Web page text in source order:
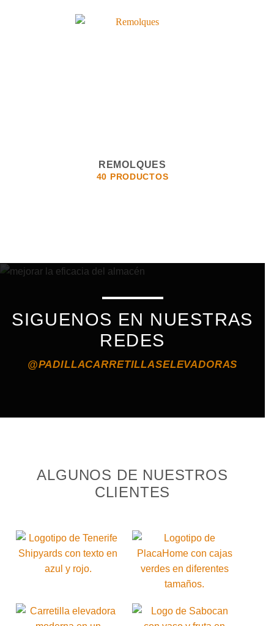
REMOLQUES
40 PRODUCTOS
SIGUENOS EN NUESTRAS
REDES
@PADILLACARRETILLASELEVADORAS
ALGUNOS DE NUESTROS
CLIENTES